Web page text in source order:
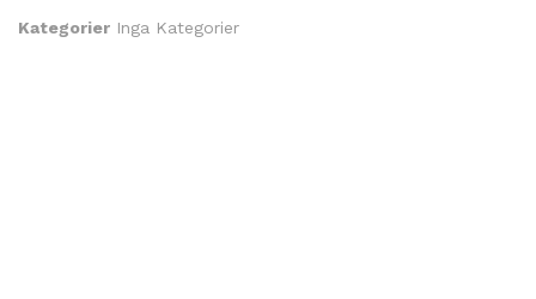
Kategorier Inga Kategorier